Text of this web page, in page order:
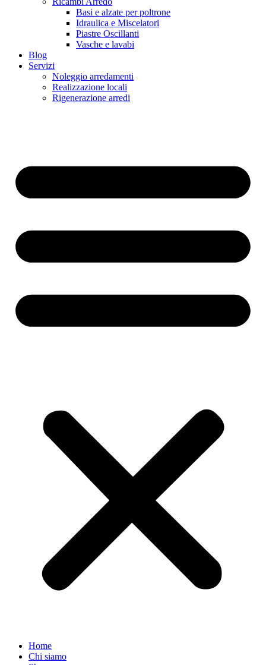
Basi e alzate per poltrone
Idraulica e Miscelatori
Piastre Oscillanti
Vasche e lavabi
Blog
Servizi
Noleggio arredamenti
Realizzazione locali
Rigenerazione arredi
Home
Chi siamo